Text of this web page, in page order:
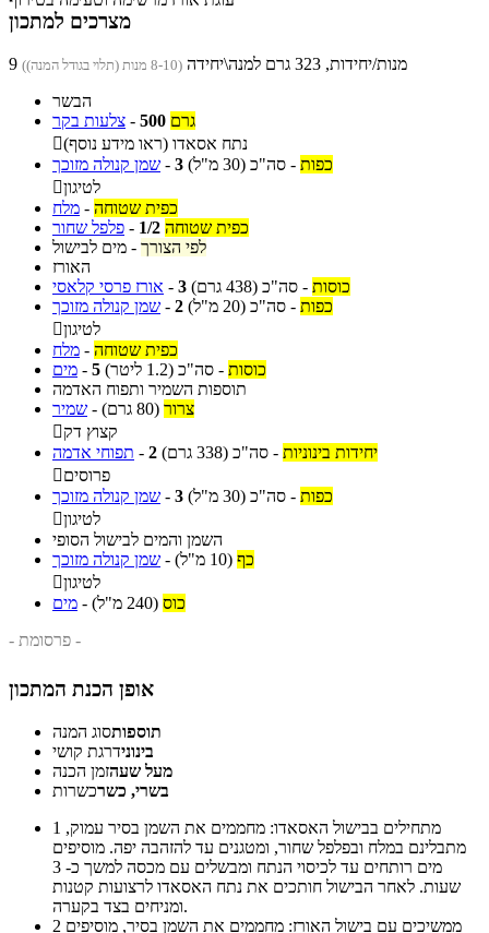
מצרכים למתכון
9 מנות/יחידות, 323 גרם למנה\יחידה (8-10 מנות (תלוי בגודל המנה))
הבשר
צלעות בקר - 500 גרם
נתח אסאדו (ראו מידע נוסף)
שמן קנולה מזוכך - 3 כפות - סה"כ (30 מ"ל)
לטיגון
מלח - כפית שטוחה
פלפל שחור - 1/2 כפית שטוחה
מים לבישול - לפי הצורך
האורז
אורז פרסי קלאסי - 3 כוסות - סה"כ (438 גרם)
שמן קנולה מזוכך - 2 כפות - סה"כ (20 מ"ל)
לטיגון
מלח - כפית שטוחה
מים - 5 כוסות - סה"כ (1.2 ליטר)
תוספות השמיר ותפוח האדמה
שמיר - צרור (80 גרם)
קצוץ דק
תפוחי אדמה - 2 יחידות בינוניות - סה"כ (338 גרם)
פרוסים
שמן קנולה מזוכך - 3 כפות - סה"כ (30 מ"ל)
לטיגון
השמן והמים לבישול הסופי
שמן קנולה מזוכך - כף (10 מ"ל)
לטיגון
מים - כוס (240 מ"ל)
- פרסומת -
אופן הכנת המתכון
תוספותסוג המנה
בינונידרגת קושי
מעל שעהזמן הכנה
בשרי, כשרכשרות
1
מתבלינם במלח ובפלפל שחור, ומטגנים עד להזהבה יפה. מוסיפים
מים רותחים עד לכיסוי הנתח ומבשלים עם מכסה למשך כ- 3
שעות. לאחר הבישול חותכים את נתח האסאדו לרצועות קטנות
ומניחים בצד בקערה.
2